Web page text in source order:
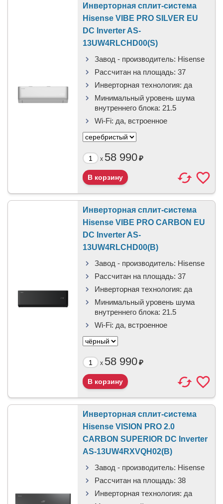
Инверторная сплит-система
Hisense VIBE PRO SILVER EU
DC Inverter AS-
13UW4RLCHD00(S)
Завод - производитель: Hisense
Рассчитан на площадь: 37
Инверторная технология: да
Минимальный уровень шума
внутреннего блока: 21.5
Wi-Fi: да, встроенное
x 58 990₽
Инверторная сплит-система
Hisense VIBE PRO CARBON EU
DC Inverter AS-
13UW4RLCHD00(B)
Завод - производитель: Hisense
Рассчитан на площадь: 37
Инверторная технология: да
Минимальный уровень шума
внутреннего блока: 21.5
Wi-Fi: да, встроенное
x 58 990₽
Инверторная сплит-система
Hisense VISION PRO 2.0
CARBON SUPERIOR DC Inverter
AS-13UW4RXVQH02(B)
Завод - производитель: Hisense
Рассчитан на площадь: 38
Инверторная технология: да